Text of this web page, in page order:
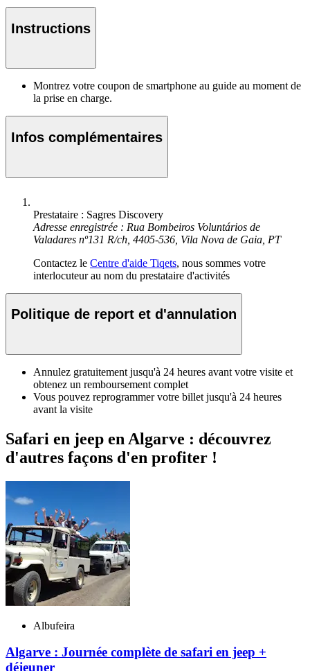
Instructions
Montrez votre coupon de smartphone au guide au moment de
la prise en charge.
Infos complémentaires
Prestataire : Sagres Discovery
Adresse enregistrée : Rua Bombeiros Voluntários de
Valadares nº131 R/ch, 4405-536, Vila Nova de Gaia, PT
Contactez le Centre d'aide Tiqets, nous sommes votre
interlocuteur au nom du prestataire d'activités
Politique de report et d'annulation
Annulez gratuitement jusqu'à 24 heures avant votre visite et
obtenez un remboursement complet
Vous pouvez reprogrammer votre billet jusqu'à 24 heures
avant la visite
Safari en jeep en Algarve : découvrez
d'autres façons d'en profiter !
Albufeira
Algarve : Journée complète de safari en jeep +
déjeuner